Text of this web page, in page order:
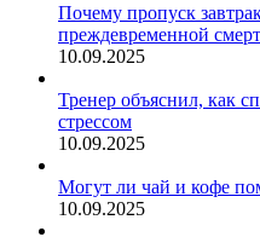
Почему пропуск
преждевременной
10.09.2025
Тренер объяснил, как
стрессом
10.09.2025
Могут ли чай и кофе
10.09.2025